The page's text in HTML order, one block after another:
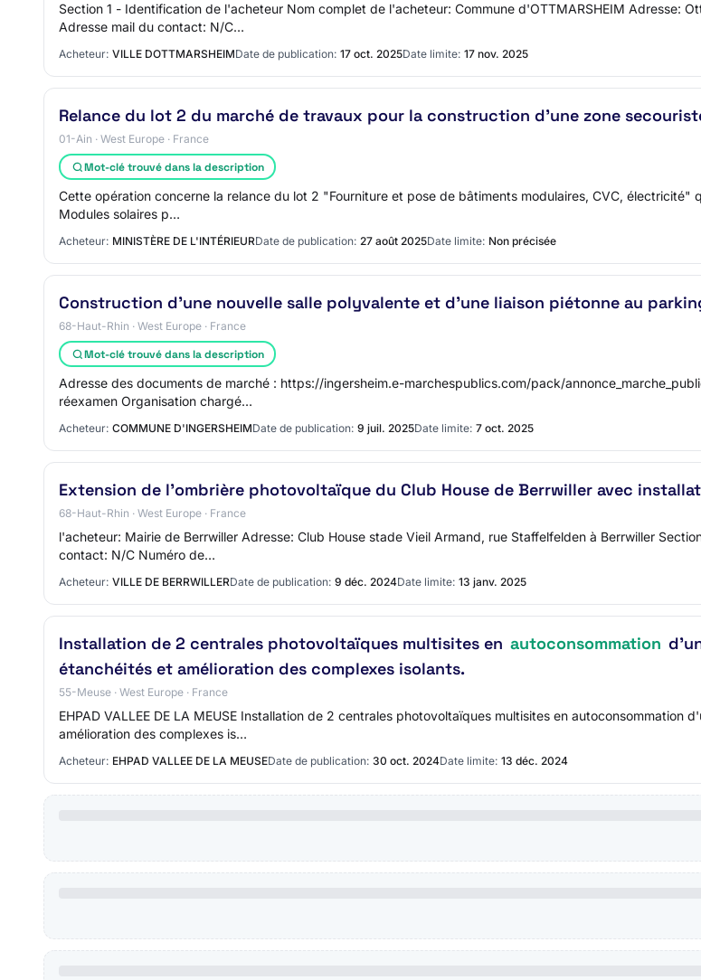
Section 1 - Identification de l'acheteur Nom complet de l'acheteur: Commune d'OTTMARSHEIM Adresse:
Adresse mail du contact: N/C…
Acheteur: VILLE DOTTMARSHEIMDate de publication: 17 oct. 2025Date limite: 17 nov. 2025
Relance du lot 2 du marché de travaux pour la construction d'une zone
01-Ain · West Europe · France
Mot-clé trouvé dans la description
Cette opération concerne la relance du lot 2 "Fourniture et pose de bâtiments modulaires, CVC, électricité"
Modules solaires p…
Acheteur: MINISTÈRE DE L'INTÉRIEURDate de publication: 27 août 2025Date limite: Non précisée
Construction d'une nouvelle salle polyvalente et d'une liaison piétonne au
68-Haut-Rhin · West Europe · France
Mot-clé trouvé dans la description
Adresse des documents de marché : https://ingersheim.e-marchespublics.com/pack/
réexamen Organisation chargé…
Acheteur: COMMUNE D'INGERSHEIMDate de publication: 9 juil. 2025Date limite: 7 oct. 2025
Extension de l'ombrière photovoltaïque du Club House de Berrwiller avec
68-Haut-Rhin · West Europe · France
l'acheteur: Mairie de Berrwiller Adresse: Club House stade Vieil Armand, rue Staffelfelden à Berrwiller
contact: N/C Numéro de…
Acheteur: VILLE DE BERRWILLERDate de publication: 9 déc. 2024Date limite: 13 janv. 2025
Installation de 2 centrales photovoltaïques multisites en autoconsommation
étanchéités et amélioration des complexes isolants.
55-Meuse · West Europe · France
EHPAD VALLEE DE LA MEUSE Installation de 2 centrales photovoltaïques multisites en
amélioration des complexes is…
Acheteur: EHPAD VALLEE DE LA MEUSEDate de publication: 30 oct. 2024Date limite: 13 déc. 2024